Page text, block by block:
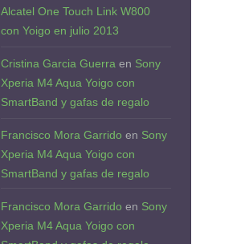
Alcatel One Touch Link W800
con Yoigo en julio 2013
Cristina Garcia Guerra en Sony
Xperia M4 Aqua Yoigo con
SmartBand y gafas de regalo
Francisco Mora Garrido en Sony
Xperia M4 Aqua Yoigo con
SmartBand y gafas de regalo
Francisco Mora Garrido en Sony
Xperia M4 Aqua Yoigo con